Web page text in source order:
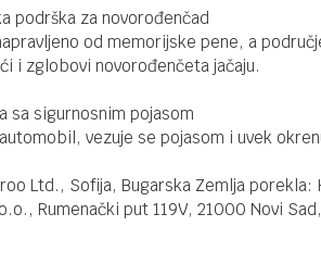
podrška za novorođenčad
od memorijske pene, a
i zglobovi novorođenčeta jačaju.
sa sigurnosnim pojasom
vezuje se pojasom i uvek
Ltd., Sofija, Bugarska Zemlja porekla:
Rumenački put 119V, 21000 Novi